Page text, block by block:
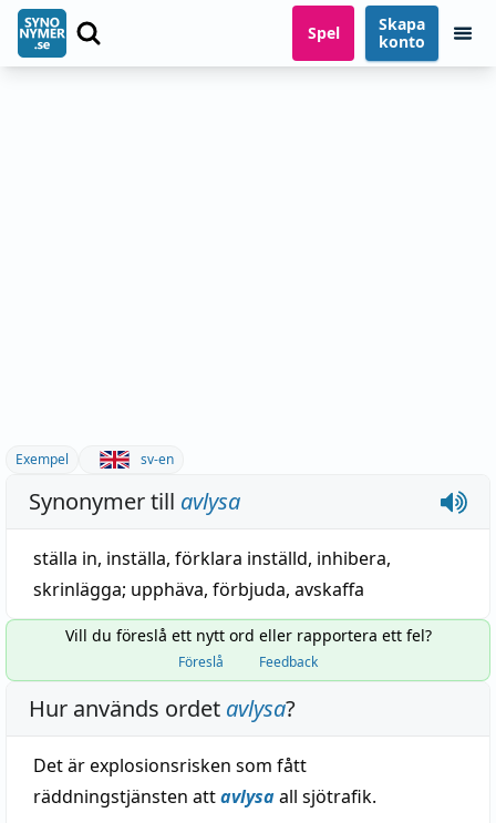
Spel
Skapa
konto
Exempel sv-en
Synonymer till avlysa
ställa in, inställa, förklara inställd, inhibera,
skrinlägga; upphäva, förbjuda, avskaffa
Vill du föreslå ett nytt ord eller rapportera ett fel?
Föreslå Feedback
Hur används ordet avlysa?
Det är explosionsrisken som fått
räddningstjänsten attavlysaall sjötrafik.